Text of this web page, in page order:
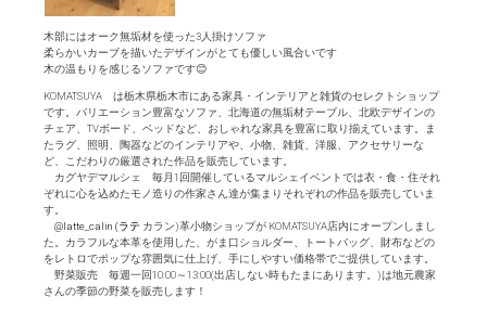
木部にはオーク無垢材を使った3人掛けソファ
柔らかいカーブを描いたデザインがとても優しい風合いです
木の温もりを感じるソファです😊
KOMATSUYA は栃木県栃木市にある家具・インテリアと雑貨のセレクトショップ
です。バリエーション豊富なソファ、北海道の無垢材テーブル、北欧デザインの
チェア、TVボード、ベッドなど、おしゃれな家具を豊富に取り揃えています。ま
たラグ、照明、陶器などのインテリアや、小物、雑貨、洋服、アクセサリーな
ど、こだわりの厳選された作品を販売しています。
カグヤデマルシェ 毎月1回開催しているマルシェイベントでは衣・食・住それ
ぞれに心を込めたモノ造りの作家さん達が集まりそれぞれの作品を販売していま
す。
@latte_calin (ラテ カラン)革小物ショップが KOMATSUYA店内にオープンしまし
た。カラフルな本革を使用した、がま口ショルダー、トートバッグ、財布などの
をレトロでポップな雰囲気に仕上げ、手にしやすい価格帯でご提供しています。
野菜販売 毎週一回10:00～13:00(出店しない時もたまにあります。)は地元農家
さんの季節の野菜を販売します！